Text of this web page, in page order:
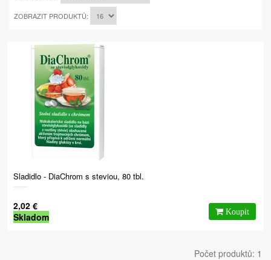
ZOBRAZIT PRODUKTŮ:
Sladidlo - DiaChrom s steviou, 80 tbl.
2,02 €
Skladom
Počet produktů: 1